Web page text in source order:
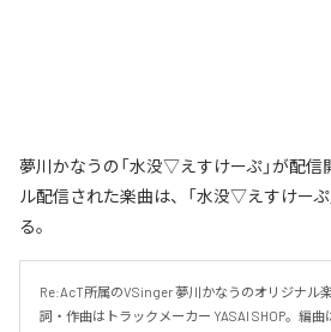
夢川かなうの「水没▽えすけーぷ」が配
ル配信された楽曲は、「水没▽えすけーぷ
る。
Re:AcT所属のVSinger 夢川かなうのオリジナル
詞・作曲はトラックメーカー YASAI SHOP。編曲